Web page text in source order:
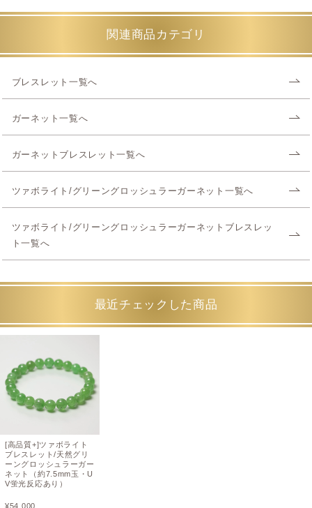
関連商品カテゴリ
ブレスレット一覧へ
ガーネット一覧へ
ガーネットブレスレット一覧へ
ツァボライト/グリーングロッシュラーガーネット一覧へ
ツァボライト/グリーングロッシュラーガーネットブレスレッ
ト一覧へ
最近チェックした商品
[高品質+]ツァボライト
ブレスレット/天然グリ
ーングロッシュラーガー
ネット（約7.5mm玉・U
V蛍光反応あり）
¥54,000